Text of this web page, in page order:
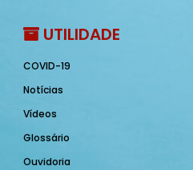
UTILIDADE
COVID-19
Notícias
Vídeos
Glossário
Ouvidoria